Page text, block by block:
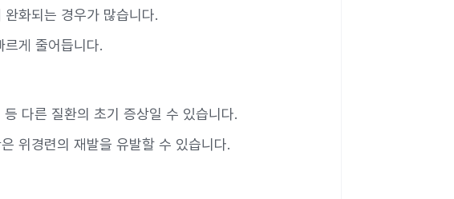
화되는 경우가 많습니다.
게 줄어듭니다.
다른 질환의 초기 증상일 수 있습니다.
위경련의 재발을 유발할 수 있습니다.